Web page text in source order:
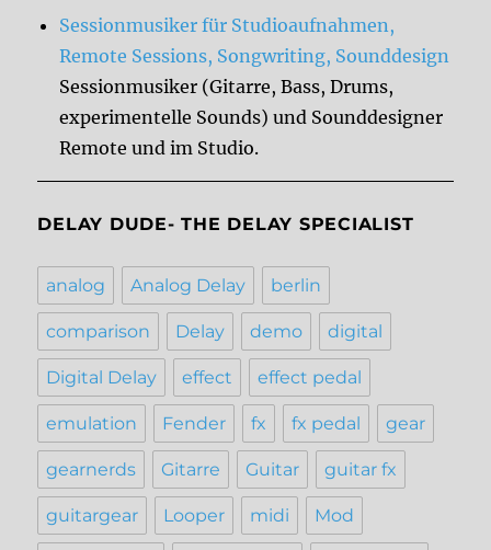
Sessionmusiker für Studioaufnahmen,
Remote Sessions, Songwriting, Sounddesign
Sessionmusiker (Gitarre, Bass, Drums,
experimentelle Sounds) und Sounddesigner
Remote und im Studio.
DELAY DUDE- THE DELAY SPECIALIST
analog Analog Delay berlin
comparison Delay demo digital
Digital Delay effect effect pedal
emulation Fender fx fx pedal gear
gearnerds Gitarre Guitar guitar fx
guitargear Looper midi Mod